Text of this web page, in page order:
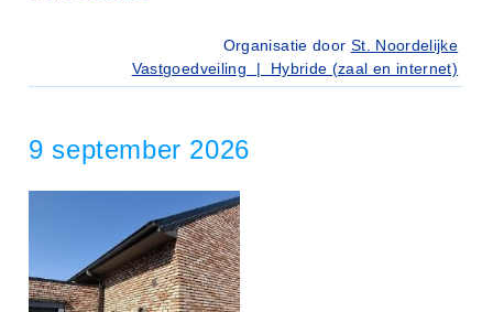
Organisatie door St. Noordelijke
Vastgoedveiling | Hybride (zaal en internet)
9 september 2026